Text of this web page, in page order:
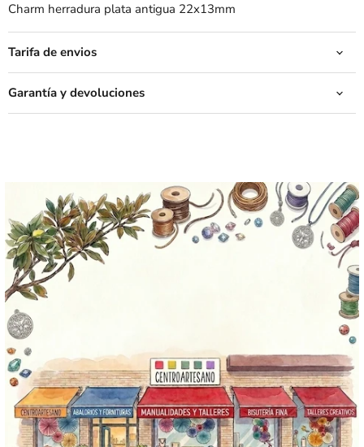
Charm herradura plata antigua 22x13mm
Tarifa de envios
Garantía y devoluciones